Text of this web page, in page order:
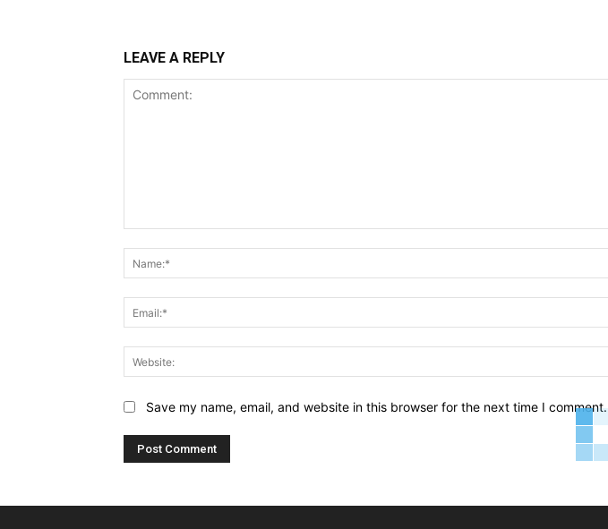
LEAVE A REPLY
Save my name, email, and website in this browser for the next time I comment.